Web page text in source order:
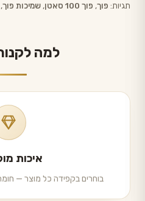
תגיות: פוך, פוך 100 סאטן , שמיכות פוך,
למה
איכות
בוחרים בקפידה כל מוצר —